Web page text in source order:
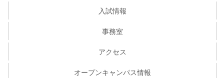
入試情報
事務室
アクセス
オープンキャンパス情報